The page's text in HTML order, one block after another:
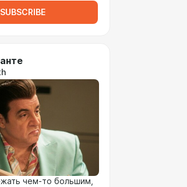
SUBSCRIBE
чем-то большим,